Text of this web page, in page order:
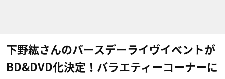
下野紘さんのバースデーライヴイベントが
BD&DVD化決定！バラエティーコーナーに